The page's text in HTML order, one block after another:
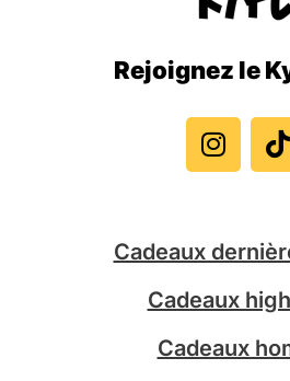
Rejoignez le
n
s
t
r
a
m
i
k
t
Cadeaux
Cadeaux
Cadeaux